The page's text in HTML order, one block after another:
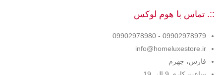
::. تماس با هوم لوکس
09902978979 - 09902978980
info@homeluxestore.ir
فارس، جهرم